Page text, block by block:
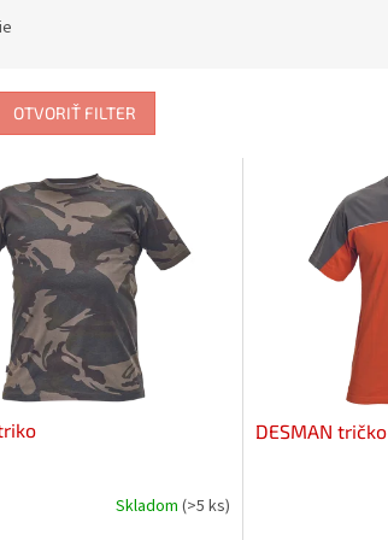
OTVORIŤ FILTER
Skladom (>5 ks)
DESMAN tričko